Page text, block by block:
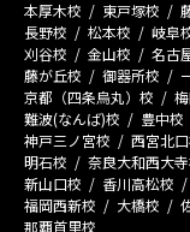
本厚木校
東戸塚校
長野校
松本校 岐阜
刈谷校
金山校 名古
藤が丘校
御器所校
京都（四条烏丸）校
難波(なんば)校
豊中校
神戸三ノ宮校
西宮北
明石校
奈良大和西大
新山口校
香川高松校
福岡西新校
大橋校
那覇首里校